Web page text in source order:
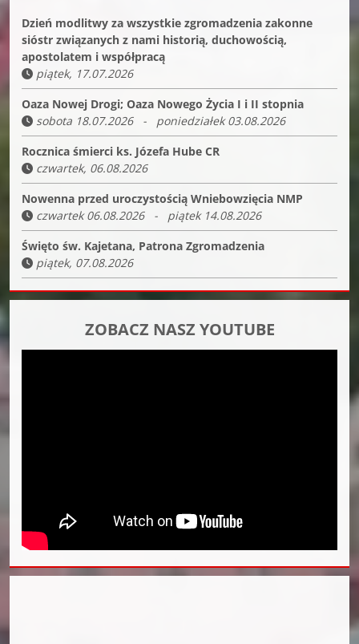
Dzień modlitwy za wszystkie zgromadzenia zakonne
sióstr związanych z nami historią, duchowością,
apostolatem i współpracą
piątek, 17.07.2026
Oaza Nowej Drogi; Oaza Nowego Życia I i II stopnia
sobota 18.07.2026 - poniedziałek 03.08.2026
Rocznica śmierci ks. Józefa Hube CR
czwartek, 06.08.2026
Nowenna przed uroczystością Wniebowzięcia NMP
czwartek 06.08.2026 - piątek 14.08.2026
Święto św. Kajetana, Patrona Zgromadzenia
piątek, 07.08.2026
ZOBACZ NASZ YOUTUBE